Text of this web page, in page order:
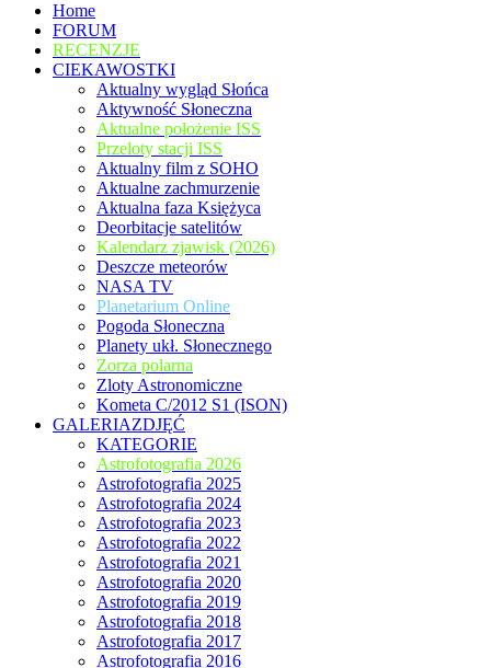
Home
FORUM
RECENZJE
CIEKAWOSTKI
Aktualny wygląd Słońca
Aktywność Słoneczna
Aktualne położenie ISS
Przeloty stacji ISS
Aktualny film z SOHO
Aktualne zachmurzenie
Aktualna faza Księżyca
Deorbitacje satelitów
Kalendarz zjawisk (2026)
Deszcze meteorów
NASA TV
Planetarium Online
Pogoda Słoneczna
Planety ukł. Słonecznego
Zorza polarna
Zloty Astronomiczne
Kometa C/2012 S1 (ISON)
GALERIAZDJĘĆ
KATEGORIE
Astrofotografia 2026
Astrofotografia 2025
Astrofotografia 2024
Astrofotografia 2023
Astrofotografia 2022
Astrofotografia 2021
Astrofotografia 2020
Astrofotografia 2019
Astrofotografia 2018
Astrofotografia 2017
Astrofotografia 2016